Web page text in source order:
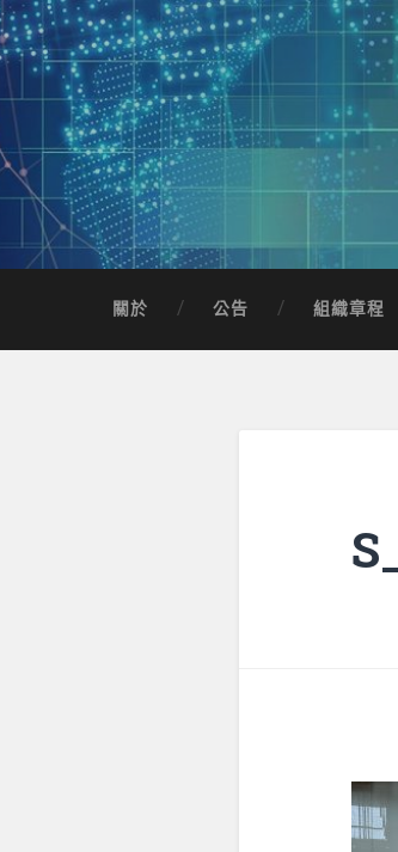
Skip
to
content
Search
AICTSP 台
Academia-Industry
關於 公告 組織章程